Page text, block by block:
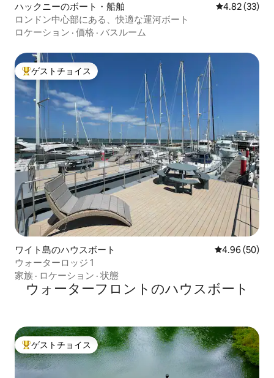
ハックニーのボート・船舶 レビュー33
4.82 (33)
ロンドン中心部にある、快適な運河ボート
ロケーション · 価格 · バスルーム
大好評のゲストチョイスです。
ゲストチョイス
ワイト島のハウスボート レビュー50
4.96 (50)
ウォーターロッジ 1
家族 · ロケーション · 状態
ウォーターフロントのハウスボート
大好評のゲストチョイスです。
ゲストチョイス